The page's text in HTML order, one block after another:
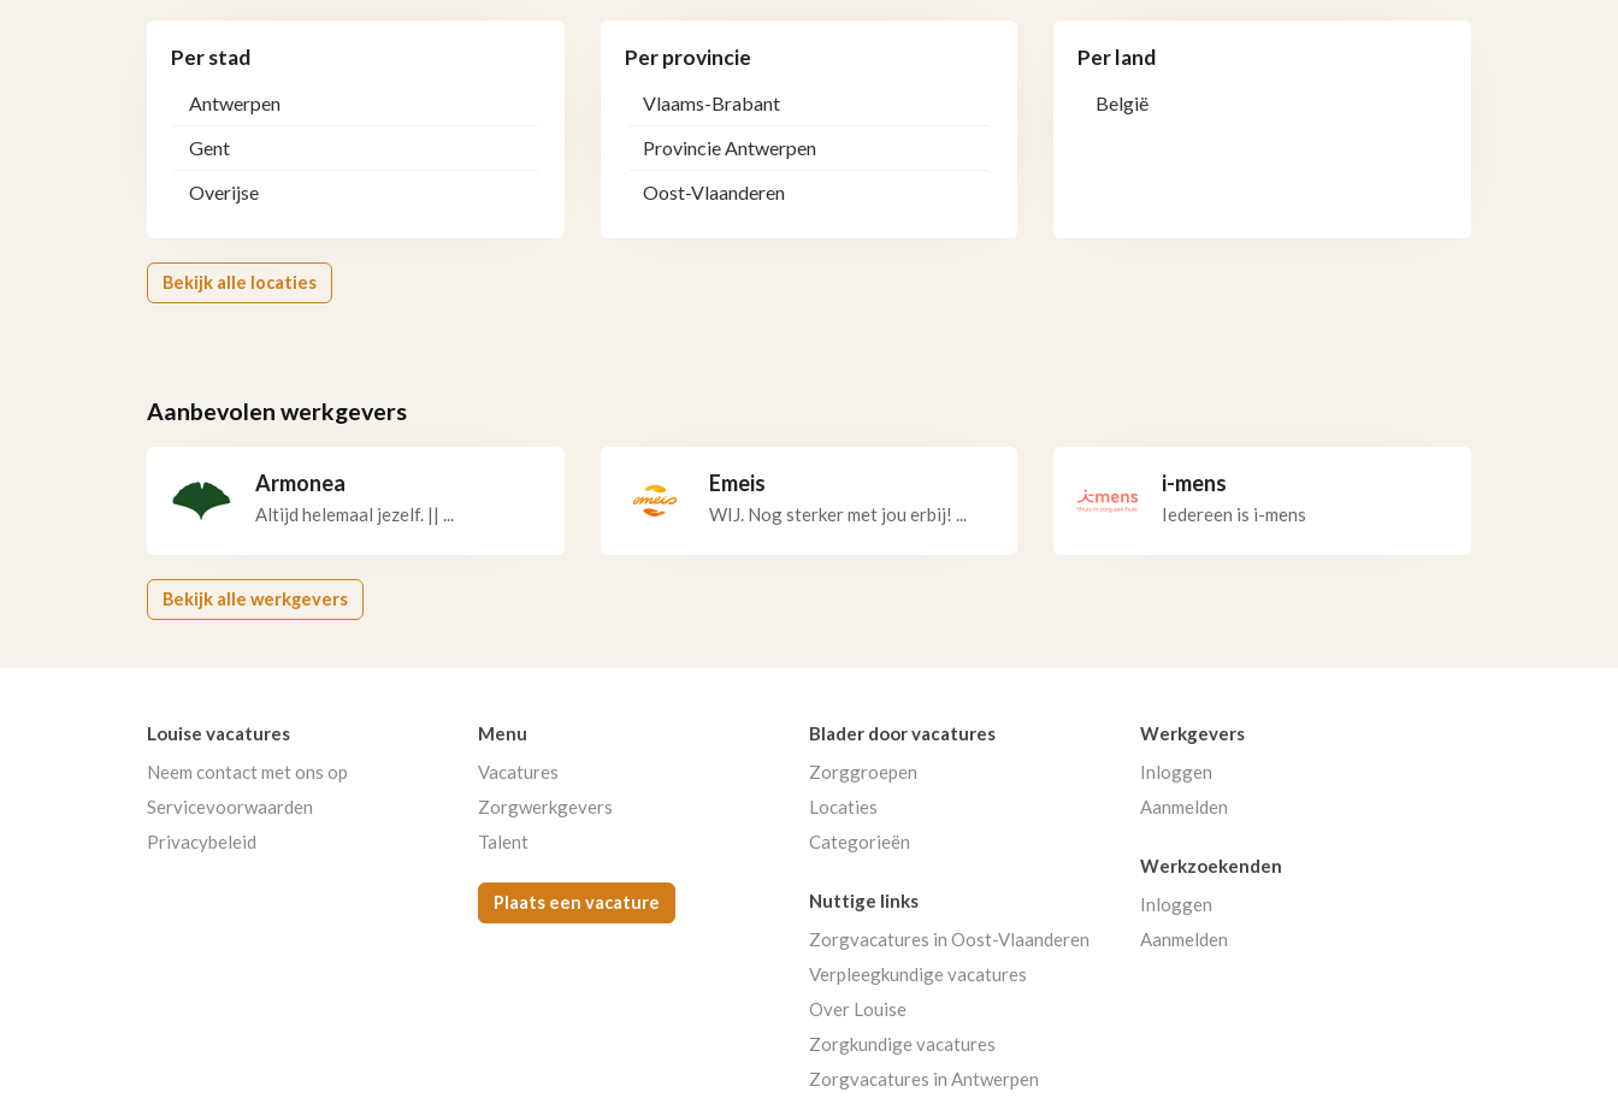
Per stad
Antwerpen
Gent
Overijse
Per provincie
Vlaams-Brabant
Provincie Antwerpen
Oost-Vlaanderen
Per land
België
Bekijk alle locaties
Aanbevolen werkgevers
Armonea
Altijd helemaal jezelf. || ...
Emeis
WIJ. Nog sterker met jou erbij! ...
i-mens
Iedereen is i-mens
Bekijk alle werkgevers
Louise vacatures
Neem contact met ons op
Servicevoorwaarden
Privacybeleid
Menu
Vacatures
Zorgwerkgevers
Talent
Plaats een vacature
Blader door vacatures
Zorggroepen
Locaties
Categorieën
Werkgevers
Inloggen
Aanmelden
Werkzoekenden
Inloggen
Aanmelden
Nuttige links
Zorgvacatures in Oost-Vlaanderen
Verpleegkundige vacatures
Over Louise
Zorgkundige vacatures
Zorgvacatures in Antwerpen